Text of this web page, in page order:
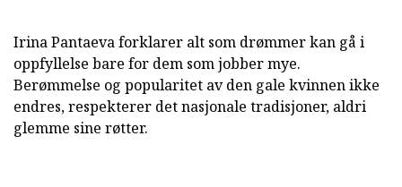
Irina Pantaeva forklarer alt som drømmer kan gå i
oppfyllelse bare for dem som jobber mye.
Berømmelse og popularitet av den gale kvinnen ikke
endres, respekterer det nasjonale tradisjoner, aldri
glemme sine røtter.